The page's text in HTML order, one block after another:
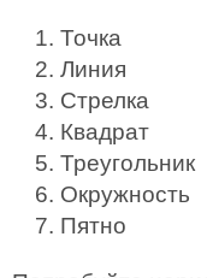
Точка
Линия
Стрелка
Квадрат
Треугольник
Окружность
Пятно